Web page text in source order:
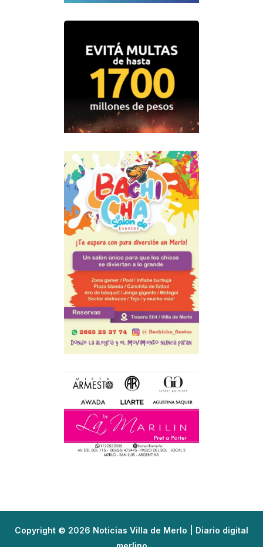
Copyright © 2026 Noticias Villa de Merlo | Diario digital